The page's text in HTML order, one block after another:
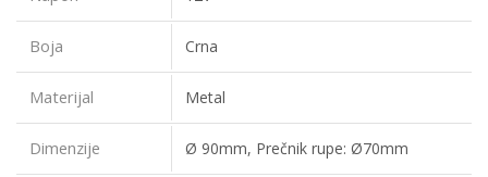
Boja Crna
Materijal Metal
Dimenzije Ø 90mm, Prečnik rupe: Ø70mm